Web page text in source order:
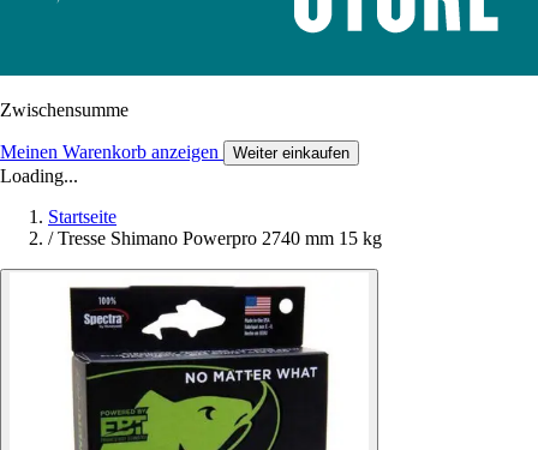
Zwischensumme
Meinen Warenkorb anzeigen Weiter einkaufen
Loading...
Startseite
/ Tresse Shimano Powerpro 2740 mm 15 kg